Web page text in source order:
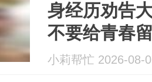
身经历劝告
不要给青春
小莉帮忙 2026-08-